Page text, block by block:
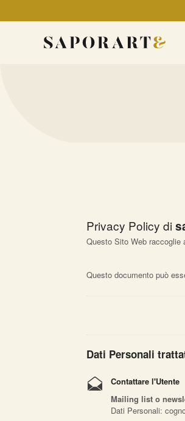
Privacy Policy di
Questo Sito Web raccoglie
Questo documento può
Dati Personali
Contattare l'Utente
Mailing list o
Dati Personali: